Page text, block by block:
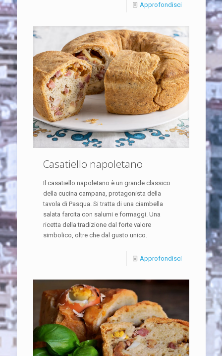
Approfondisci
Casatiello napoletano
Il casatiello napoletano è un grande classico
della cucina campana, protagonista della
tavola di Pasqua. Si tratta di una ciambella
salata farcita con salumi e formaggi.​ Una
ricetta della tradizione dal forte valore
simbolico, oltre che dal gusto unico.
Approfondisci